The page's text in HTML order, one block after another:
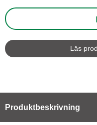
Läs
Produktbeskrivning